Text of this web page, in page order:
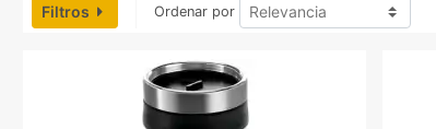
Filtros Ordenar por